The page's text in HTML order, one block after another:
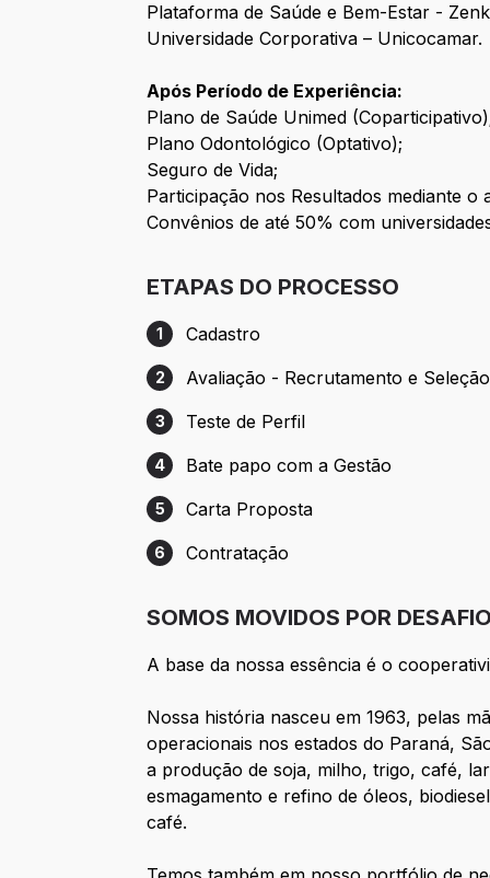
Plataforma de Saúde e Bem-Estar -
Universidade Corporativa – Unicocamar.
Após Período de Experiência:
Plano de Saúde Unimed
Plano Odontológico (Optativo);
Seguro de Vida;
Participação nos Resultados mediante o
Convênios de até 50% com
ETAPAS DO PROCESSO
Etapa 1: Cadastro
1 Cadastro
Etapa 2: Avaliação - Recrutamento e
2 Avaliação - Recrutamento e Seleção
Etapa 3: Teste de Perfil
3 Teste de Perfil
Etapa 4: Bate papo com a Gestão
4 Bate papo com a Gestão
Etapa 5: Carta Proposta
5 Carta Proposta
Etapa 6: Contratação
6 Contratação
SOMOS MOVIDOS POR
A base da nossa essência é o
Nossa história nasceu em 1963, pelas
operacionais nos estados do Paraná,
a produção de soja, milho, trigo, café,
esmagamento e refino de óleos,
café.